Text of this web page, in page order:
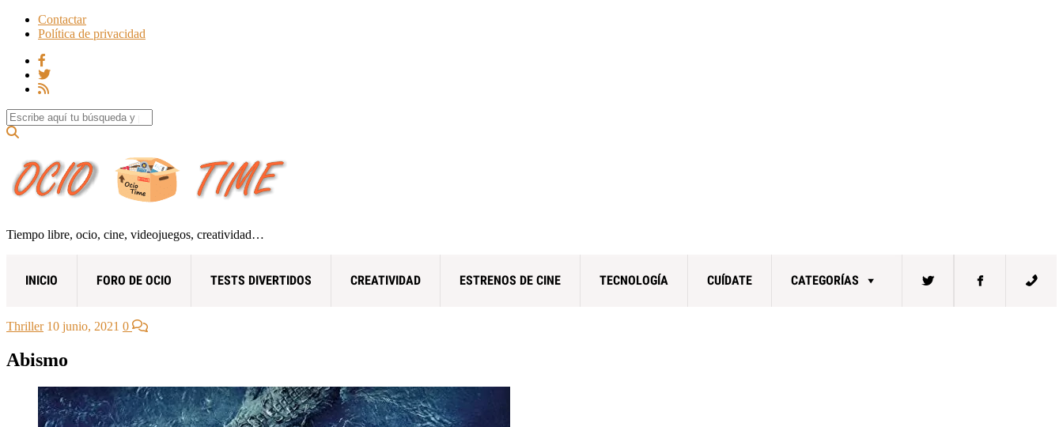
Contactar
Política de privacidad
Search for:
Tiempo libre, ocio, cine, videojuegos, creatividad…
INICIO FORO DE OCIO TESTS DIVERTIDOS CREATIVIDAD ESTRENOS DE CINE TECNOLOGÍA CUÍDATE CATEGORÍAS
Thriller 10 junio, 2021 0
Abismo